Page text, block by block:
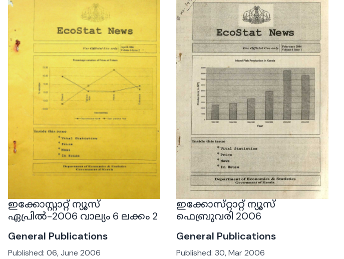
ഇക്കോസ്റ്റാറ്റ് ന്യൂസ്
ഏപ്രിൽ-2006 വാല്യം 6 ലക്കം 2
General Publications
Published: 06, June 2006
ഇക്കോസ്‌റ്റാറ്റ് ന്യൂസ്
ഫെബ്രുവരി 2006
General Publications
Published: 30, Mar 2006